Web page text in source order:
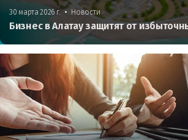
30 марта 2026 г. • Новости
Бизнес в Алатау защитят от